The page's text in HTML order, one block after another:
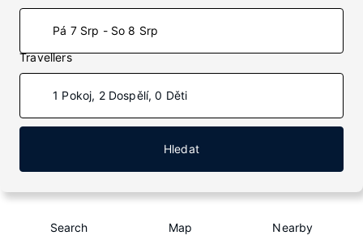
Pá 7 Srp - So 8 Srp
Travellers
1 Pokoj, 2 Dospělí, 0 Děti
Hledat
Search Map Nearby